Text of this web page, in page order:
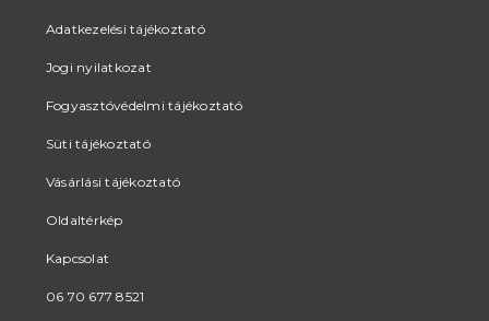
Adatkezelési tájékoztató
Jogi nyilatkozat
Fogyasztóvédelmi tájékoztató
Süti tájékoztató
Vásárlási tájékoztató
Oldaltérkép
Kapcsolat
06 70 677 8521